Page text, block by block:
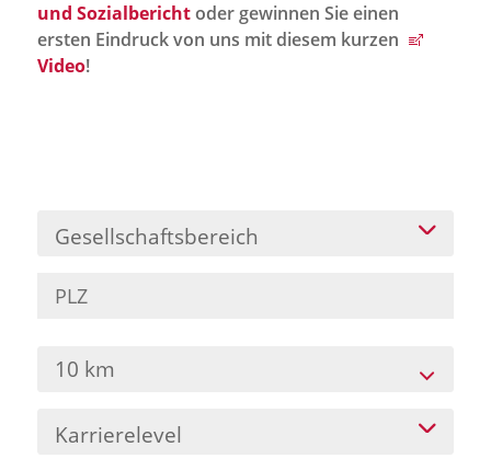
Jobportal
Presse und Medien
Karriere
Presse
News Archiv
und Sozialberichtoder gewinnen Sie einen
ersten Eindruck von uns mit diesem kurzen
Video!
Gesellschaftsbereich
10 km
Karrierelevel